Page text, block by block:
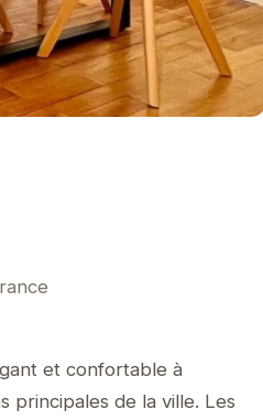
et confortable à
principales de la ville. Les